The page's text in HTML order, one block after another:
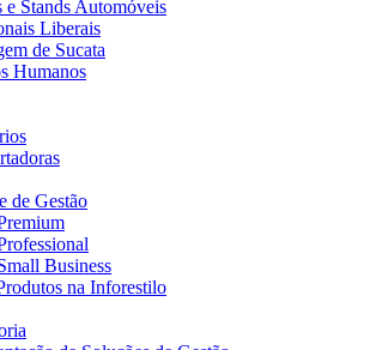
e Stands Automóveis
Liberais
de Sucata
Humanos
de Gestão
Business
na Inforestilo